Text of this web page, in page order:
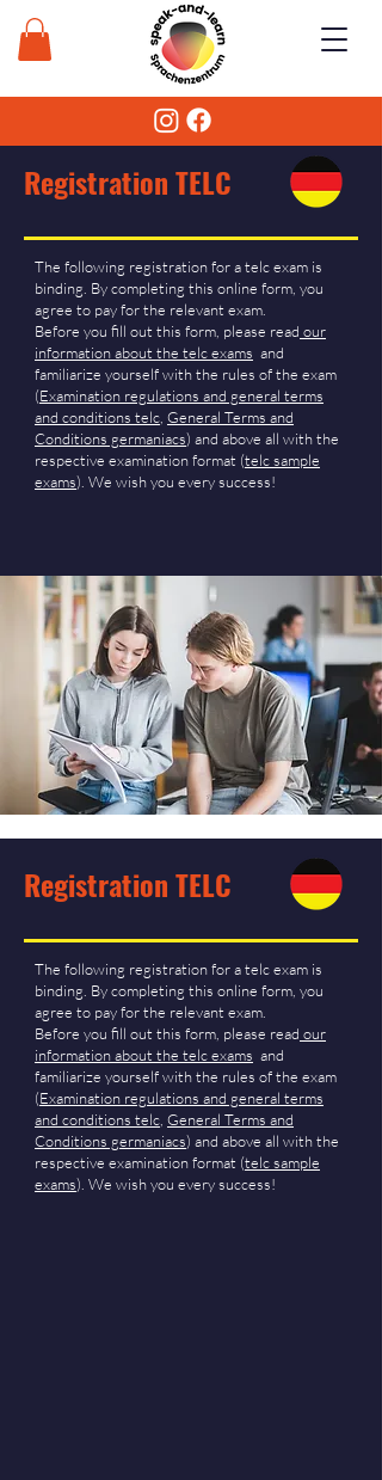
Registration TELC
The following registration for a telc exam is
binding. By completing this online form, you
agree to pay for the relevant exam.
Before you fill out this form, please read our
information about the telc exams and
familiarize yourself with the rules of the exam
(Examination regulations and general terms
and conditions telc General Terms and
Conditions germaniacs) and above all with the
respective examination format (telc sample
exams). We wish you every success!
Registration TELC
The following registration for a telc exam is
binding. By completing this online form, you
agree to pay for the relevant exam.
Before you fill out this form, please read our
information about the telc exams and
familiarize yourself with the rules of the exam
(Examination regulations and general terms
and conditions telc General Terms and
Conditions germaniacs) and above all with the
respective examination format (telc sample
exams). We wish you every success!